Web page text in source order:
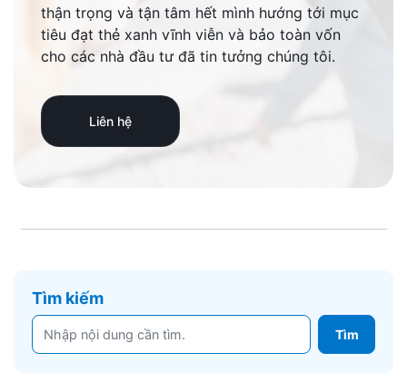
thận trọng và tận tâm hết mình hướng tới mục
tiêu đạt thẻ xanh vĩnh viễn và bảo toàn vốn
cho các nhà đầu tư đã tin tưởng chúng tôi.
Liên hệ
Tìm kiếm